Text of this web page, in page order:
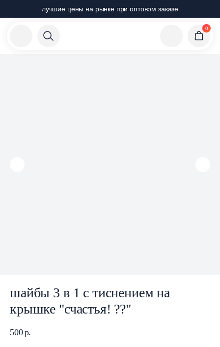
лучшие цены на рынке при оптовом заказе
0
шайбы 3 в 1 с тиснением на
крышке "счастья! ??"
500р.